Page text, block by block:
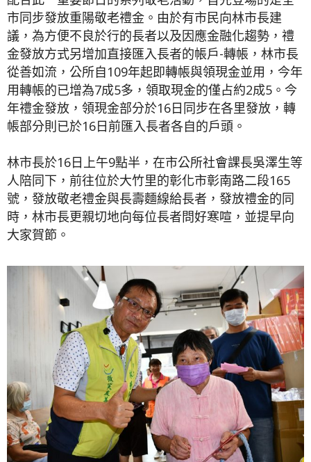
市同步發放重陽敬老禮金。由於有市民向林市長建
議，為方便不良於行的長者以及因應金融化趨勢，禮
金發放方式另增加直接匯入長者的帳戶-轉帳，林市長
從善如流，公所自109年起即轉帳與領現金並用，今年
用轉帳的已增為7成5多，領取現金的僅占約2成5。今
年禮金發放，領現金部分於16日同步在各里發放，轉
帳部分則已於16日前匯入長者各自的戶頭。
林市長於16日上午9點半，在市公所社會課長吳澤生等
人陪同下，前往位於大竹里的彰化市彰南路二段165
號，發放敬老禮金與長壽麵線給長者，發放禮金的同
時，林市長更親切地向每位長者問好寒喧，並提早向
大家賀節。